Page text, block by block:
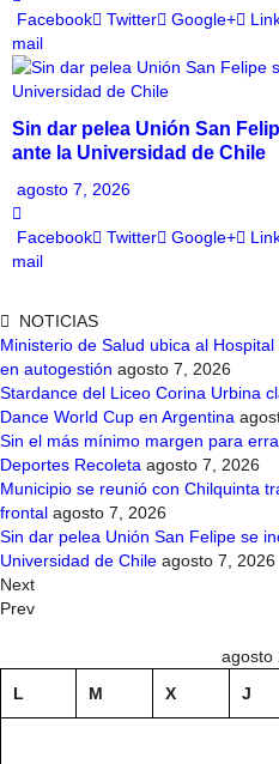
Facebook Twitter Google+
mail
Sin dar pelea Unión San
ante la Universidad de Chile
agosto 7, 2026
Facebook Twitter Google+
mail
NOTICIAS
Ministerio de Salud ubica al Hospital
en autogestión agosto 7, 2026
Stardance del Liceo Corina Urbina
Dance World Cup en Argentina
Sin el más mínimo margen para
Deportes Recoleta agosto 7, 2026
Municipio se reunió con Chilquinta
frontal agosto 7, 2026
Sin dar pelea Unión San Felipe se
Universidad de Chile agosto 7, 2026
Next
Prev
agosto
L
M X J